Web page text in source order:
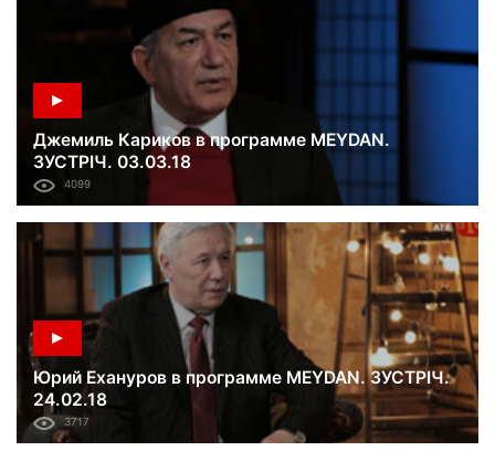
Джемиль Кариков в программе MEYDAN.
ЗУСТРІЧ. 03.03.18
4099
Юрий Ехануров в программе MEYDAN. ЗУСТРІЧ.
24.02.18
3717